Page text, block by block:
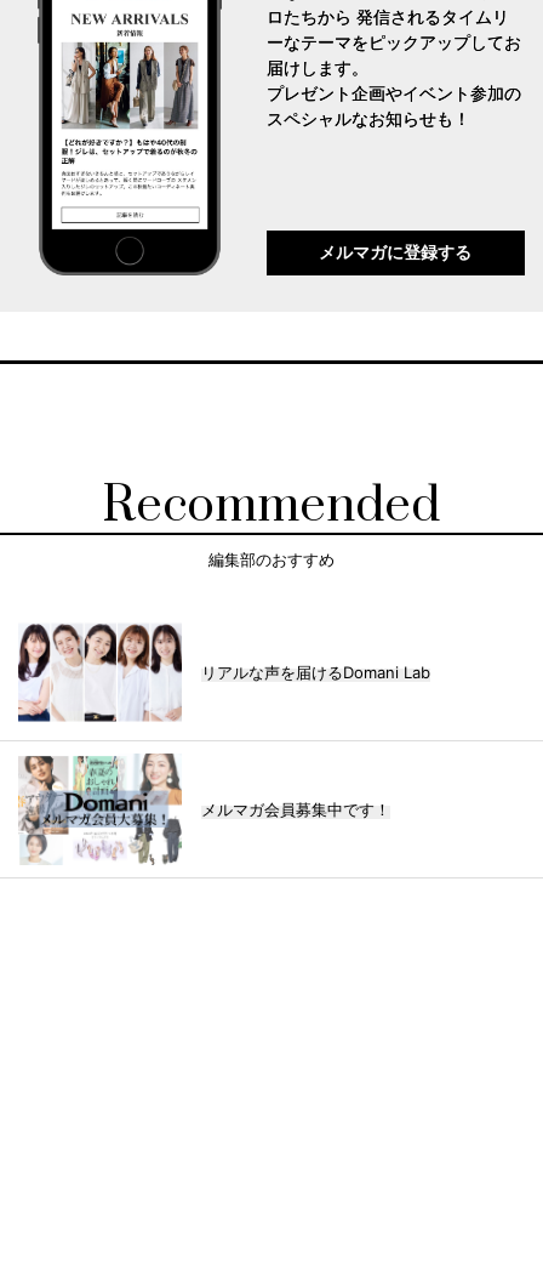
ロたちから 発信されるタイムリ
ーなテーマをピックアップしてお
届けします。
プレゼント企画やイベント参加の
スペシャルなお知らせも！
メルマガに登録する
Recommended
編集部のおすすめ
リアルな声を届けるDomani Lab
メルマガ会員募集中です！